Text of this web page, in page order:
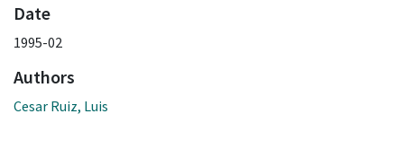
Date
1995-02
Authors
Cesar Ruiz, Luis